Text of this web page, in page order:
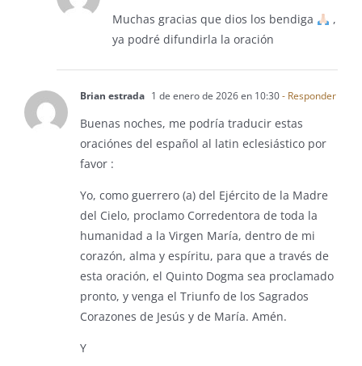
Muchas gracias que dios los bendiga
,
ya podré difundirla la oración
Brian estrada 1 de enero de 2026 en 10:30- Responder
Buenas noches, me podría traducir estas
oraciónes del español al latin eclesiástico por
favor :
Yo, como guerrero (a) del Ejército de la Madre
del Cielo, proclamo Corredentora de toda la
humanidad a la Virgen María, dentro de mi
corazón, alma y espíritu, para que a través de
esta oración, el Quinto Dogma sea proclamado
pronto, y venga el Triunfo de los Sagrados
Corazones de Jesús y de María. Amén.
Y